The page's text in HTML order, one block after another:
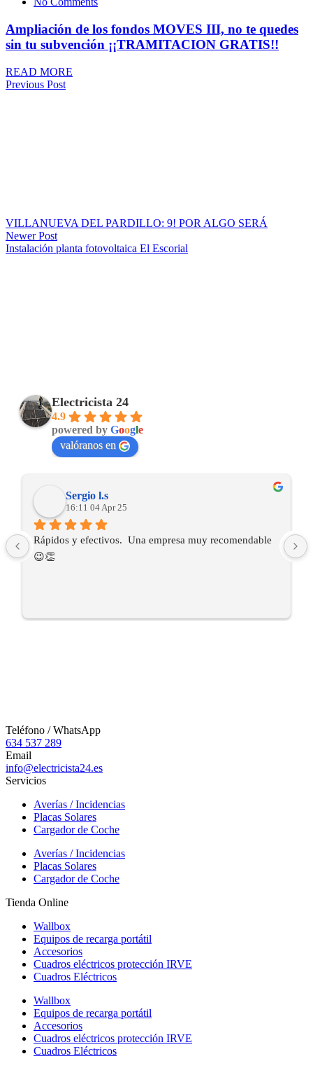
Ampliación de los fondos MOVES III, no te quedes
sin tu subvención ¡¡TRAMITACION GRATIS!!
READ MORE
Previous Post
VILLANUEVA DEL PARDILLO: 9! POR ALGO SERÁ
Newer Post
Instalación planta fotovoltaica El Escorial
Electricista 24
4.9
powered by Google
valóranos en
Sergio l.s
16:11 04 Apr 25
Rápidos y efectivos.  Una empresa muy recomendable
😉👏
Teléfono / WhatsApp
634 537 289
Email
info@electricista24.es
Servicios
Averías / Incidencias
Placas Solares
Cargador de Coche
Averías / Incidencias
Placas Solares
Cargador de Coche
Tienda Online
Wallbox
Equipos de recarga portátil
Accesorios
Cuadros eléctricos protección IRVE
Cuadros Eléctricos
Wallbox
Equipos de recarga portátil
Accesorios
Cuadros eléctricos protección IRVE
Cuadros Eléctricos